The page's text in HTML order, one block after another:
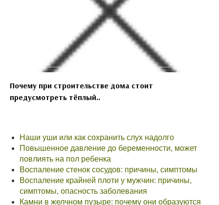
Почему при строительстве дома стоит
предусмотреть тёплый..
Наши уши или как сохранить слух надолго
Повышенное давление до беременности, может
повлиять на пол ребенка
Воспаление стенок сосудов: причины, симптомы
Воспаление крайней плоти у мужчин: причины,
симптомы, опасность заболевания
Камни в желчном пузыре: почему они образуются